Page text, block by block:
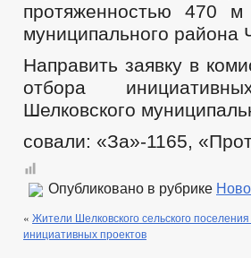
протяженностью 470
муниципального района
Направить заявку в
отбора
Шелковского
совали: «За»-1165,
Опубликовано в рубрике
« Жители Шелковского сельского
инициативных проектов